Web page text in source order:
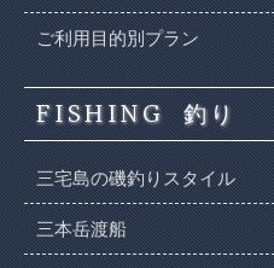
ご利用目的別プラン
FISHING 釣り
三宅島の磯釣りスタイル
三本岳渡船